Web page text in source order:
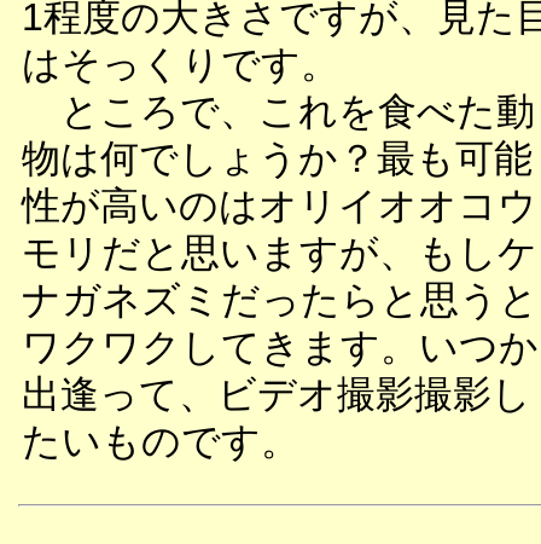
1程度の大きさですが、見た
はそっくりです。
ところで、これを食べた動
物は何でしょうか？最も可能
性が高いのはオリイオオコウ
モリだと思いますが、もしケ
ナガネズミだったらと思うと
ワクワクしてきます。いつか
出逢って、ビデオ撮影撮影し
たいものです。